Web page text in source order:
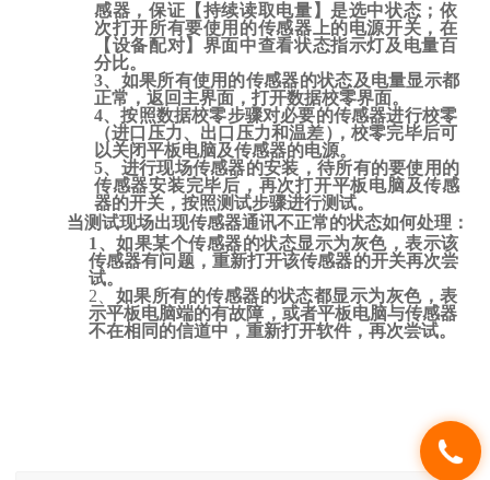
感器，保证【持续读取电量】是选中状态；依
次打开所有要使用的传感器上的电源开关，在
【设备配对】界面中查看状态指示灯及电量百
分比。
3、如果所有使用的传感器的状态及电量显示都
正常，返回主界面，打开数据校零界面。
4、按照数据校零步骤对必要的传感器进行校零
（进口压力、出口压力和温差） ，校零完毕后可
以关闭平板电脑及传感器的电源。
5、进行现场传感器的安装，待所有的要使用的
传感器安装完毕后，再次打开平板电脑及传感
器的开关，按照测试步骤进行测试。
当测试现场出现传感器通讯不正常的状态如何处理：
1 、如果某个传感器的状态显示为灰色，表示该
传感器有问题，重新打开该传感器的开关再次尝
试。
2
如果所有的传感器的状态都显示为灰色，表
示平板电脑端的有故障，或者平板电脑与传感器
不在相同的信道中，重新打开软件，再次尝试。